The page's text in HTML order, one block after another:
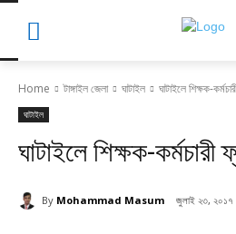
Home টাঙ্গাইল জেলা ঘাটাইল ঘাটাইলে শিক্ষক-
ঘাটাইল
ঘাটাইলে শিক্ষক-কর্মচারী
By Mohammad Masum জুলাই ২৩, ২০১৭